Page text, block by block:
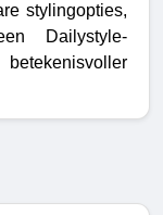
stylingopties,
Dailystyle-